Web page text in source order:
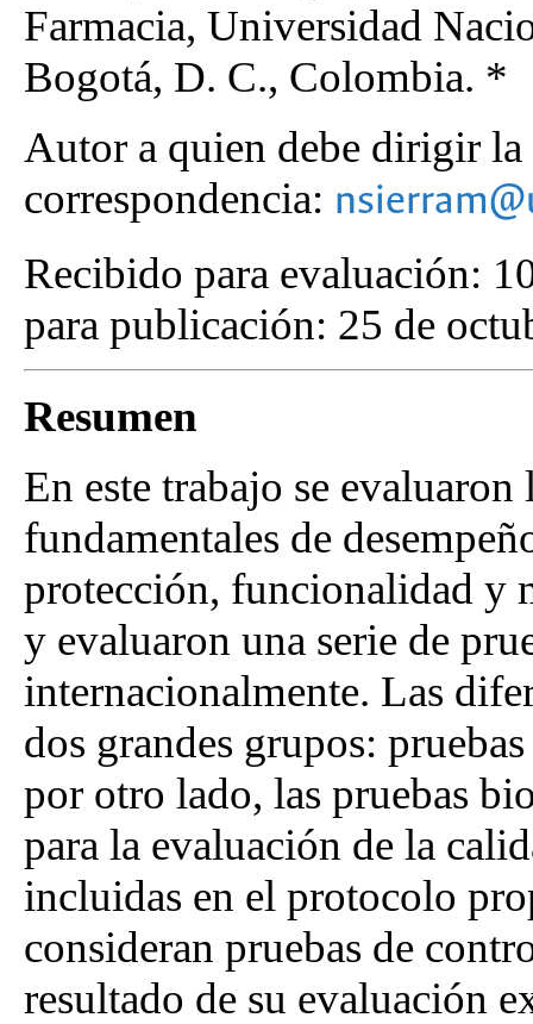
Farmacia, Universidad
Bogotá, D. C., Colombia. *
Autor a quien debe dirigir la
correspondencia:
Recibido para evaluación:
para publicación: 25 de
Resumen
En este trabajo se evaluaron
fundamentales de
protección, funcionalidad y
y evaluaron una serie de
internacionalmente. Las
dos grandes grupos:
por otro lado, las pruebas
para la evaluación de la
incluidas en el protocolo
consideran pruebas de
resultado de su evaluación